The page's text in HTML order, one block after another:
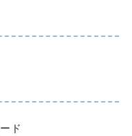
ド